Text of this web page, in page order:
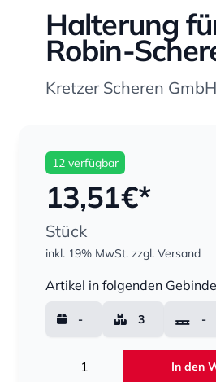
Halterung
Robin-
Kretzer Scheren GmbH
12 verfügbar
13,51€*
Stück
inkl. 19% MwSt. zzgl. Versand
Artikel in folgenden
- 3 -
In den